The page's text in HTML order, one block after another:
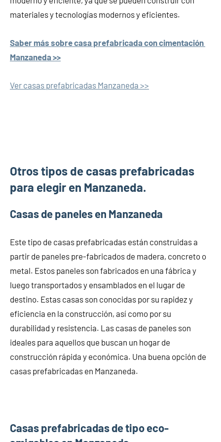
materiales y tecnologías modernos y eficientes.
Saber más sobre casa prefabricada con cimentación
Manzaneda >>
Ver casas prefabricadas Manzaneda >>
Otros tipos de casas prefabricadas
para elegir en Manzaneda.
Casas de paneles en Manzaneda
Este tipo de casas prefabricadas están construidas a
partir de paneles pre-fabricados de madera, concreto o
metal. Estos paneles son fabricados en una fábrica y
luego transportados y ensamblados en el lugar de
destino. Estas casas son conocidas por su rapidez y
eficiencia en la construcción, así como por su
durabilidad y resistencia. Las casas de paneles son
ideales para aquellos que buscan un hogar de
construcción rápida y económica. Una buena opción de
casas prefabricadas en Manzaneda.
Casas prefabricadas de tipo eco-